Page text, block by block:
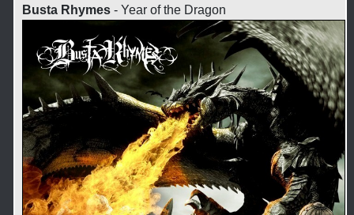
Busta Rhymes- Year of the Dragon